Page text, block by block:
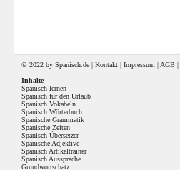
© 2022 by Spanisch .de | Kontakt | Impressum | AGB |
Inhalte
Spanisch lernen
Spanisch für den Urlaub
Spanisch Vokabeln
Spanisch Wörterbuch
Spanische Grammatik
Spanische Zeiten
Spanisch Übersetzer
Spanische Adjektive
Spanisch Artikeltrainer
Spanisch Aussprache
Grundwortschatz